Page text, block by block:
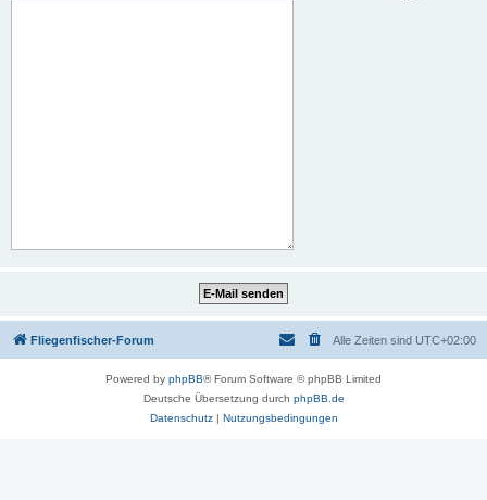
Fliegenfischer-Forum Alle Zeiten sind UTC+02:00
Powered by phpBB® Forum Software © phpBB Limited
Deutsche Übersetzung durch phpBB.de
Datenschutz| Nutzungsbedingungen